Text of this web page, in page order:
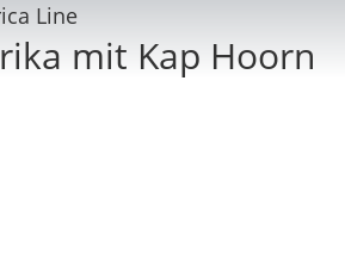
Line
mit Kap Hoorn